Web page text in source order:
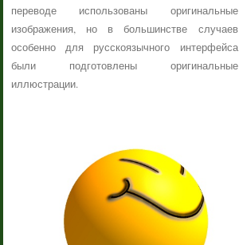
переводе использованы оригинальные
изображения, но в большинстве случаев
особенно для русскоязычного интерфейса
были подготовлены оригинальные
иллюстрации.